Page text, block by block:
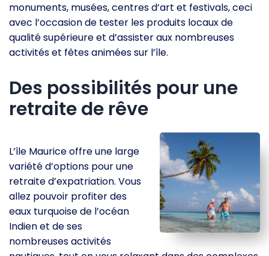
monuments, musées, centres d’art et festivals, ceci
avec l’occasion de tester les produits locaux de
qualité supérieure et d’assister aux nombreuses
activités et fêtes animées sur l’île.
Des possibilités pour une
retraite de rêve
L’île Maurice offre une large
variété d’options pour une
retraite d’expatriation. Vous
allez pouvoir profiter des
eaux turquoise de l’océan
Indien et de ses
nombreuses activités